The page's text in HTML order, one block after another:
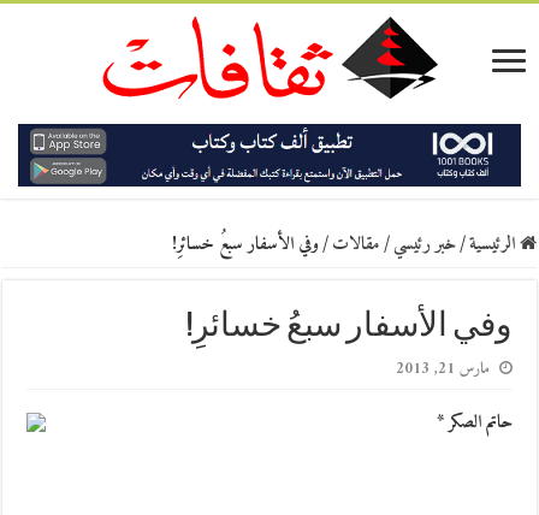
الرئيسية/خبر رئيسي/مقالات/وفي الأسفار سبعُ خسائرِ!
وفي الأسفار سبعُ خسائرِ!
مارس 21, 2013
حاتم الصكر *